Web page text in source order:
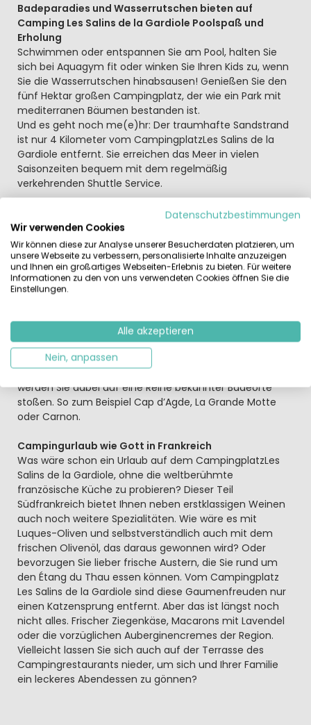
Badeparadies und Wasserrutschen bieten auf
Camping Les Salins de la Gardiole Poolspaß und
Erholung
Schwimmen oder entspannen Sie am Pool, halten Sie
sich bei Aquagym fit oder winken Sie Ihren Kids zu, wenn
Sie die Wasserrutschen hinabsausen! Genießen Sie den
fünf Hektar großen Campingplatz, der wie ein Park mit
mediterranen Bäumen bestanden ist.
Und es geht noch me(e)hr: Der traumhafte Sandstrand
ist nur 4 Kilometer vom CampingplatzLes Salins de la
Gardiole entfernt. Sie erreichen das Meer in vielen
Saisonzeiten bequem mit dem regelmäßig
verkehrenden Shuttle Service.
Dass es sich beim Campingplatz Les Salins de la
Gardiole zu Recht um eine 4-Sterne Anlage handelt,
werden Sie bereits auf den ersten Blick erkennen
Neben einer umfangreichen Ausstattung, die zum Teil
gegen Gebühr genutzt werden kann, besticht vor allem
das große Angebot an Sport- beziehungsweise
Segelsport. Auch Windsurfer finden die passenden Spots.
Oder wie wäre es mit einer küstennahen Tour mit dem
Strandkajak? Wenn Sie die weitere Umgebung des
Campingplatzes Les Salins de la Gardiole erkunden,
werden Sie dabei auf eine Reihe bekannter Badeorte
stoßen. So zum Beispiel Cap d’Agde, La Grande Motte
oder Carnon.
Campingurlaub wie Gott in Frankreich
Was wäre schon ein Urlaub auf dem CampingplatzLes
Salins de la Gardiole, ohne die weltberühmte
französische Küche zu probieren? Dieser Teil
Südfrankreich bietet Ihnen neben erstklassigen Weinen
auch noch weitere Spezialitäten. Wie wäre es mit
Luques-Oliven und selbstverständlich auch mit dem
frischen Olivenöl, das daraus gewonnen wird? Oder
bevorzugen Sie lieber frische Austern, die Sie rund um
den Étang du Thau essen können. Vom Campingplatz
Les Salins de la Gardiole sind diese Gaumenfreuden nur
einen Katzensprung entfernt. Aber das ist längst noch
nicht alles. Frischer Ziegenkäse, Macarons mit Lavendel
oder die vorzüglichen Auberginencremes der Region.
Vielleicht lassen Sie sich auch auf der Terrasse des
Campingrestaurants nieder, um sich und Ihrer Familie
ein leckeres Abendessen zu gönnen?
Datenschutzbestimmungen
Wir verwenden Cookies
Wir können diese zur Analyse unserer Besucherdaten platzieren, um
unsere Webseite zu verbessern, personalisierte Inhalte anzuzeigen
und Ihnen ein großartiges Webseiten-Erlebnis zu bieten. Für weitere
Informationen zu den von uns verwendeten Cookies öffnen Sie die
Einstellungen.
Alle akzeptieren
Nein, anpassen